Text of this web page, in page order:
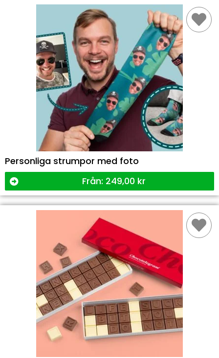
Personliga strumpor med foto
Från: 249,00 kr